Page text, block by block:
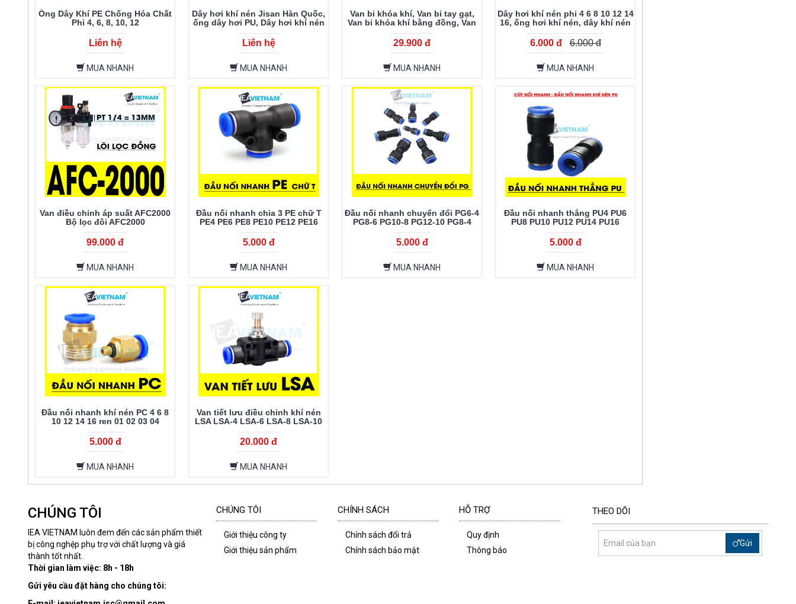
Ống Dây Khí PE Chống Hóa Chất
Phi 4, 6, 8, 10, 12
Liên hệ
MUA NHANH
Dây hơi khí nén Jisan Hàn Quốc,
ống dây hơi PU, Dây hơi khí nén
mềm dẻo, Dây hơi Jisan chất
lượng cao
Liên hệ
MUA NHANH
Van bi khóa khí, Van bi tay gạt,
Van bi khóa khí bằng đồng, Van
khóa khí, Van khóa nước, phun
sương
29.900 đ
MUA NHANH
Dây hơi khí nén phi 4 6 8 10 12 14
16, ống hơi khí nén, dây khí nén
PU , dây pu, dây máy hơi
6.000 đ 6.000 đ
MUA NHANH
Van điều chỉnh áp suất AFC2000
Bộ lọc đôi AFC2000
99.000 đ
MUA NHANH
Đầu nối nhanh chia 3 PE chữ T
PE4 PE6 PE8 PE10 PE12 PE16
5.000 đ
MUA NHANH
Đầu nối nhanh chuyển đổi PG6-4
PG8-6 PG10-8 PG12-10 PG8-4
PG10-6 PG12-8 PG16-12
5.000 đ
MUA NHANH
Đầu nối nhanh thẳng PU4 PU6
PU8 PU10 PU12 PU14 PU16
5.000 đ
MUA NHANH
Đầu nối nhanh khí nén PC 4 6 8
10 12 14 16 ren 01 02 03 04
5.000 đ
MUA NHANH
Van tiết lưu điều chỉnh khí nén
LSA LSA-4 LSA-6 LSA-8 LSA-10
LSA-12
20.000 đ
MUA NHANH
CHÚNG TÔI
IEA VIETNAM luôn đem đến các sản phẩm thiết
bị công nghệp phụ trợ với chất lượng và giá
thành tốt nhất.
Thời gian làm việc: 8h - 18h
Gửi yêu cầu đặt hàng cho chúng tôi:
CHÚNG TÔI
Giới thiệu công ty
Giới thiệu sản phẩm
CHÍNH SÁCH
Chính sách đổi trả
Chính sách bảo mật
HỖ TRỢ
Quy định
Thông báo
THEO DÕI
Gửi